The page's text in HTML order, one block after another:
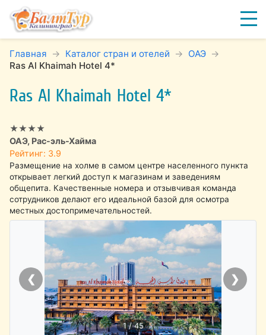
Главная Каталог стран и отелей
ОАЭ
Ras Al Khaimah Hotel 4*
Ras Al Khaimah Hotel 4*
★★★★
ОАЭ, Рас-эль-Хайма
Рейтинг: 3.9
Размещение на холме в самом центре населенного пункта
открывает легкий доступ к магазинам и заведениям
общепита. Качественные номера и отзывчивая команда
сотрудников делают его идеальной базой для осмотра
местных достопримечательностей.
❮ ❯
1 / 45